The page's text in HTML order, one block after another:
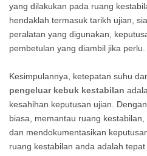
yang dilakukan pada ruang
hendaklah termasuk tarikh ujian,
peralatan yang digunakan,
pembetulan yang diambil jika perlu.
Kesimpulannya, ketepatan suhu
pengeluar kebuk kestabilan
kesahihan keputusan ujian.
biasa, memantau ruang kestabilan,
dan mendokumentasikan
ruang kestabilan anda adalah